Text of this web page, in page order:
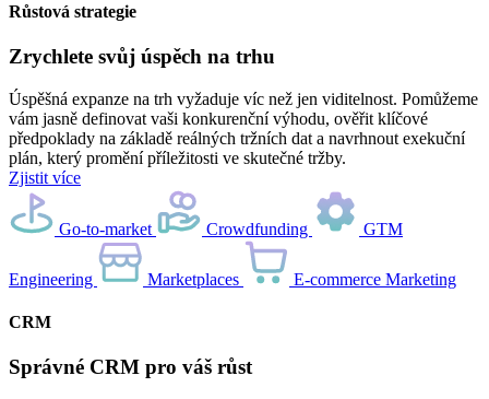
Růstová strategie
Zrychlete svůj úspěch na trhu
Úspěšná expanze na trh vyžaduje víc než jen viditelnost. Pomůžeme
vám jasně definovat vaši konkurenční výhodu, ověřit klíčové
předpoklady na základě reálných tržních dat a navrhnout exekuční
plán, který promění příležitosti ve skutečné tržby.
Zjistit více
Go-to-market Crowdfunding GTM
Engineering Marketplaces E-commerce Marketing
CRM
Správné CRM pro váš růst